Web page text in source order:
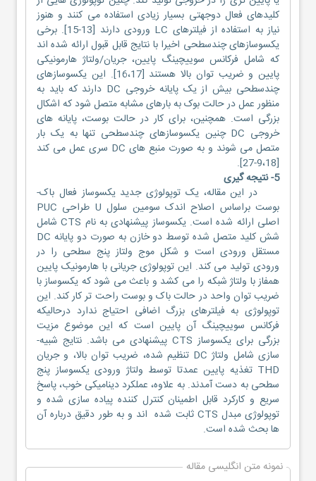
کلیدهای فعال دوجهتی بسیار زیادی استفاده می کنند و هنوز
نیاز به استفاده از فیلترهای LC ورودی دارند [13-15]. برخی
یکسوسازهای چندسطحی اخیرا با نتایج قابل قبول ارائه شده اند
که شامل فرکانس سوییچینگ پایین، جریان/ولتاژ هارمونیکی
پایین و ضریب توان بالا هستند [16،17]. این یکسوسازهای
چندسطحی بیش از یک پایانه خروجی DC دارند که باید به
منظور عمل در حالت بوک به بارهای مشابه متصل شود که اشکال
بزرگی است. همچنین، برای کار در حالت بوست، پایانه های
خروجی DC چنین یکسوسازهای چندسطحی تنها به یک بار
متصل می شوند و به صورت منبع های DC سری عمل می کند
[9،18-27].
5- نتیجه گیری
در این مقاله، یک توپولوژی جدید یکسوساز فعال باک-
بوست براساس اصلاح اندک سومین سلول U طراحی PUC
اصلی ارائه شده است. یکسوساز پیشنهادی به نام CTS شامل
شش کلید متصل شده توسط دو خازن به صورت دو پایانه DC
مستقل ورودی است و شکل موج ولتاز پنج سطحی را در
ورودی تولید می کند. این توپولوژی جریانی با هارمونیک پایین
همفاز با ولتاژ شبکه را می کشد و باعث می شود که یکسوساز با
ضریب توان واحد در حالت باک و بوست راحت تر کار کند. این
توپولوژی به فیلترهای بزرگ اضافی احتیاج ندارد درحالیکه
فرکانس سوییچینگ آن پایین است که این موضوع مزیت
بزرگی برای یکسوساز CTS پیشنهادی می باشد. نتایج شبیه-
سازی شامل ولتاژ DC تنظیم شده، ضریب توان بالا، و جریان
THD تغذیه پایین عمدتا توسط ولتاژ ورودی یکسوساز پنج
سطحی به دست آمدند. به علاوه، عملکرد دینامیکی خوب، پاسخ
سریع و کارکرد قابل اطمینان کنترل کننده پیاده سازی شده و
توپولوژی مبدل CTS ثابت شده اند و به طور دقیق درباره آن
ها بحث شده است.
نمونه متن انگلیسی مقاله